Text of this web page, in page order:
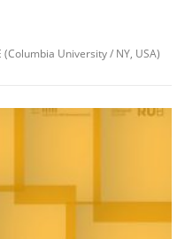
(Columbia University / NY, USA)